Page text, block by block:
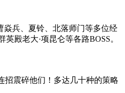
焱兵、夏铃、北落师门等多位经
殿老大·项昆仑等各路BOSS。
招震碎他们！多达几十种的策略